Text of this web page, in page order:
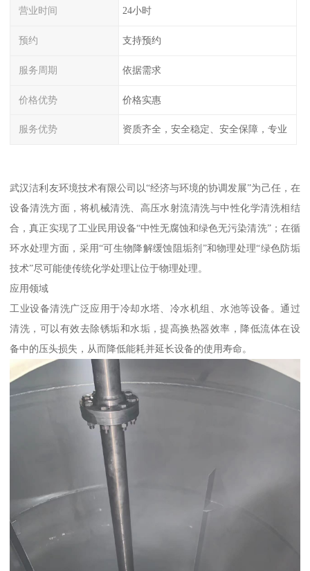
营业时间 24小时
预约 支持预约
服务周期 依据需求
价格优势 价格实惠
服务优势 资质齐全，安全稳定、安全保障，专业
武汉洁利友环境技术有限公司以“经济与环境的协调发展”为己任，在
设备清洗方面，将机械清洗、高压水射流清洗与中性化学清洗相结
合，真正实现了工业民用设备“中性无腐蚀和绿色无污染清洗”；在循
环水处理方面，采用“可生物降解缓蚀阻垢剂”和物理处理“绿色防垢
技术”尽可能使传统化学处理让位于物理处理。
应用领域
工业设备清洗广泛应用于冷却水塔、冷水机组、水池等设备。通过
清洗，可以有效去除锈垢和水垢，提高换热器效率，降低流体在设
备中的压头损失，从而降低能耗并延长设备的使用寿命。